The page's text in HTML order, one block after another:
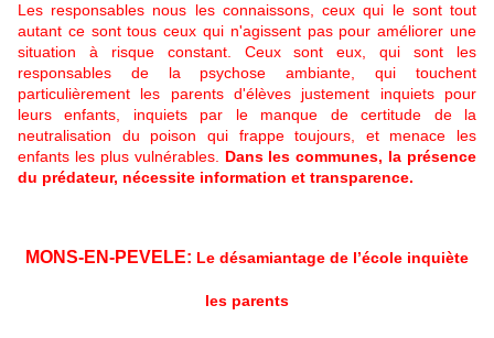
Les responsables nous les connaissons, ceux qui le sont tout
autant ce sont tous ceux qui n'agissent pas pour améliorer une
situation à risque constant. Ceux sont eux, qui sont les
responsables de la psychose ambiante, qui touchent
particulièrement les parents d'élèves justement inquiets pour
leurs enfants, inquiets par le manque de certitude de la
neutralisation du poison qui frappe toujours, et menace les
enfants les plus vulnérables. Dans les communes, la présence
du prédateur, nécessite information et transparence.
MONS-EN-PEVELE: Le désamiantage de l’école inquiète
les parents